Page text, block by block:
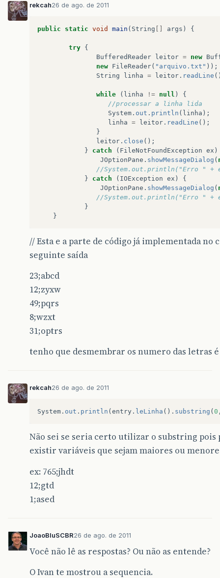
rekcah26 de ago. de 2011
public static void main ( String [] args ) {
try {
BufferedReader leitor = new
new FileReader( "arquivo.txt" ));
String
linha = leitor . readLine
while ( linha != null )
{
//processar a linha lida
System . out . println ( linha );
linha = leitor . readLine ();
}
leitor . close ();
}
catch ( FileNotFoundException ex )
JOptionPane . showMessageDialog (
//System.out.println("Erro " +
}
catch ( IOException ex )
{
JOptionPane . showMessageDialog (
//System.out.println("Erro " +
}
}
// Esta e a parte de código já implementada no
seguinte saída
23;abcd
12;zyxw
49;pqrs
8;wzxt
31;optrs
tenho que desmembrar os numero das letras
rekcah26 de ago. de 2011
System . out . println ( entry . leLinha (). substring ( 0
Não sei se seria certo utilizar o substring pois
existir variáveis que sejam maiores ou
ex: 765;jhdt
12;gtd
1;ased
JoaoBluSCBR26 de ago. de 2011
Você não lê as respostas? Ou não as entende?
O Ivan te mostrou a sequencia.